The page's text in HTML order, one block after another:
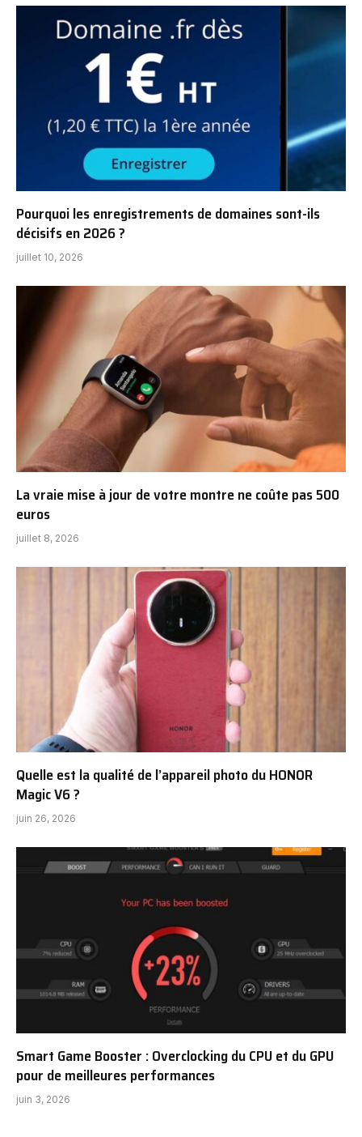
Pourquoi les enregistrements de domaines sont-ils
décisifs en 2026 ?
juillet 10, 2026
La vraie mise à jour de votre montre ne coûte pas 500
euros
juillet 8, 2026
Quelle est la qualité de l’appareil photo du HONOR
Magic V6 ?
juin 26, 2026
Smart Game Booster : Overclocking du CPU et du GPU
pour de meilleures performances
juin 3, 2026